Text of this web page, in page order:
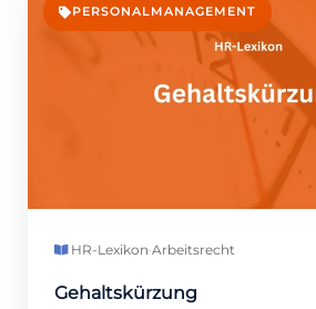
und wie können sie langfristig
Führungskräfte und
PERSONALMANAGEMENT
HR-Lexikon·Arbeitsrecht
Gehaltskürzung